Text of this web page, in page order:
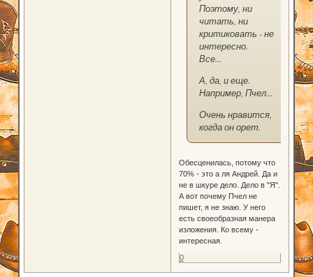
Поэтому, ни
читать, ни
критиковать - не
интересно.
Все...
А, да, и еще.
Например, Пчел...
Очень нравится,
когда он орет.
Обесценилась, потому что
70% - это а ля Андрей. Да и
не в шкуре дело. Дело в "Я".
А вот почему Пчел не
пишет, я не знаю. У него
есть своеобразная манера
изложения. Ко всему -
интересная.
0